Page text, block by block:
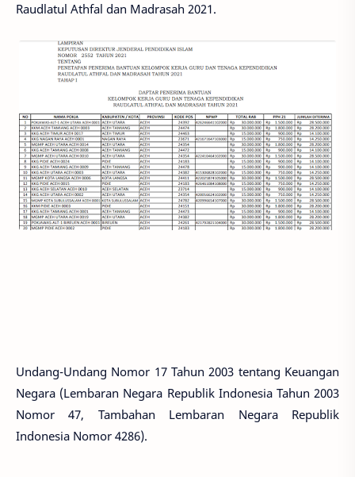
Raudlatul Athfal dan Madrasah 2021.
Undang-Undang Nomor 17 Tahun 2003 tentang Keuangan
Negara (Lembaran Negara Republik Indonesia Tahun 2003
Nomor 47, Tambahan Lembaran Negara Republik
Indonesia Nomor 4286).